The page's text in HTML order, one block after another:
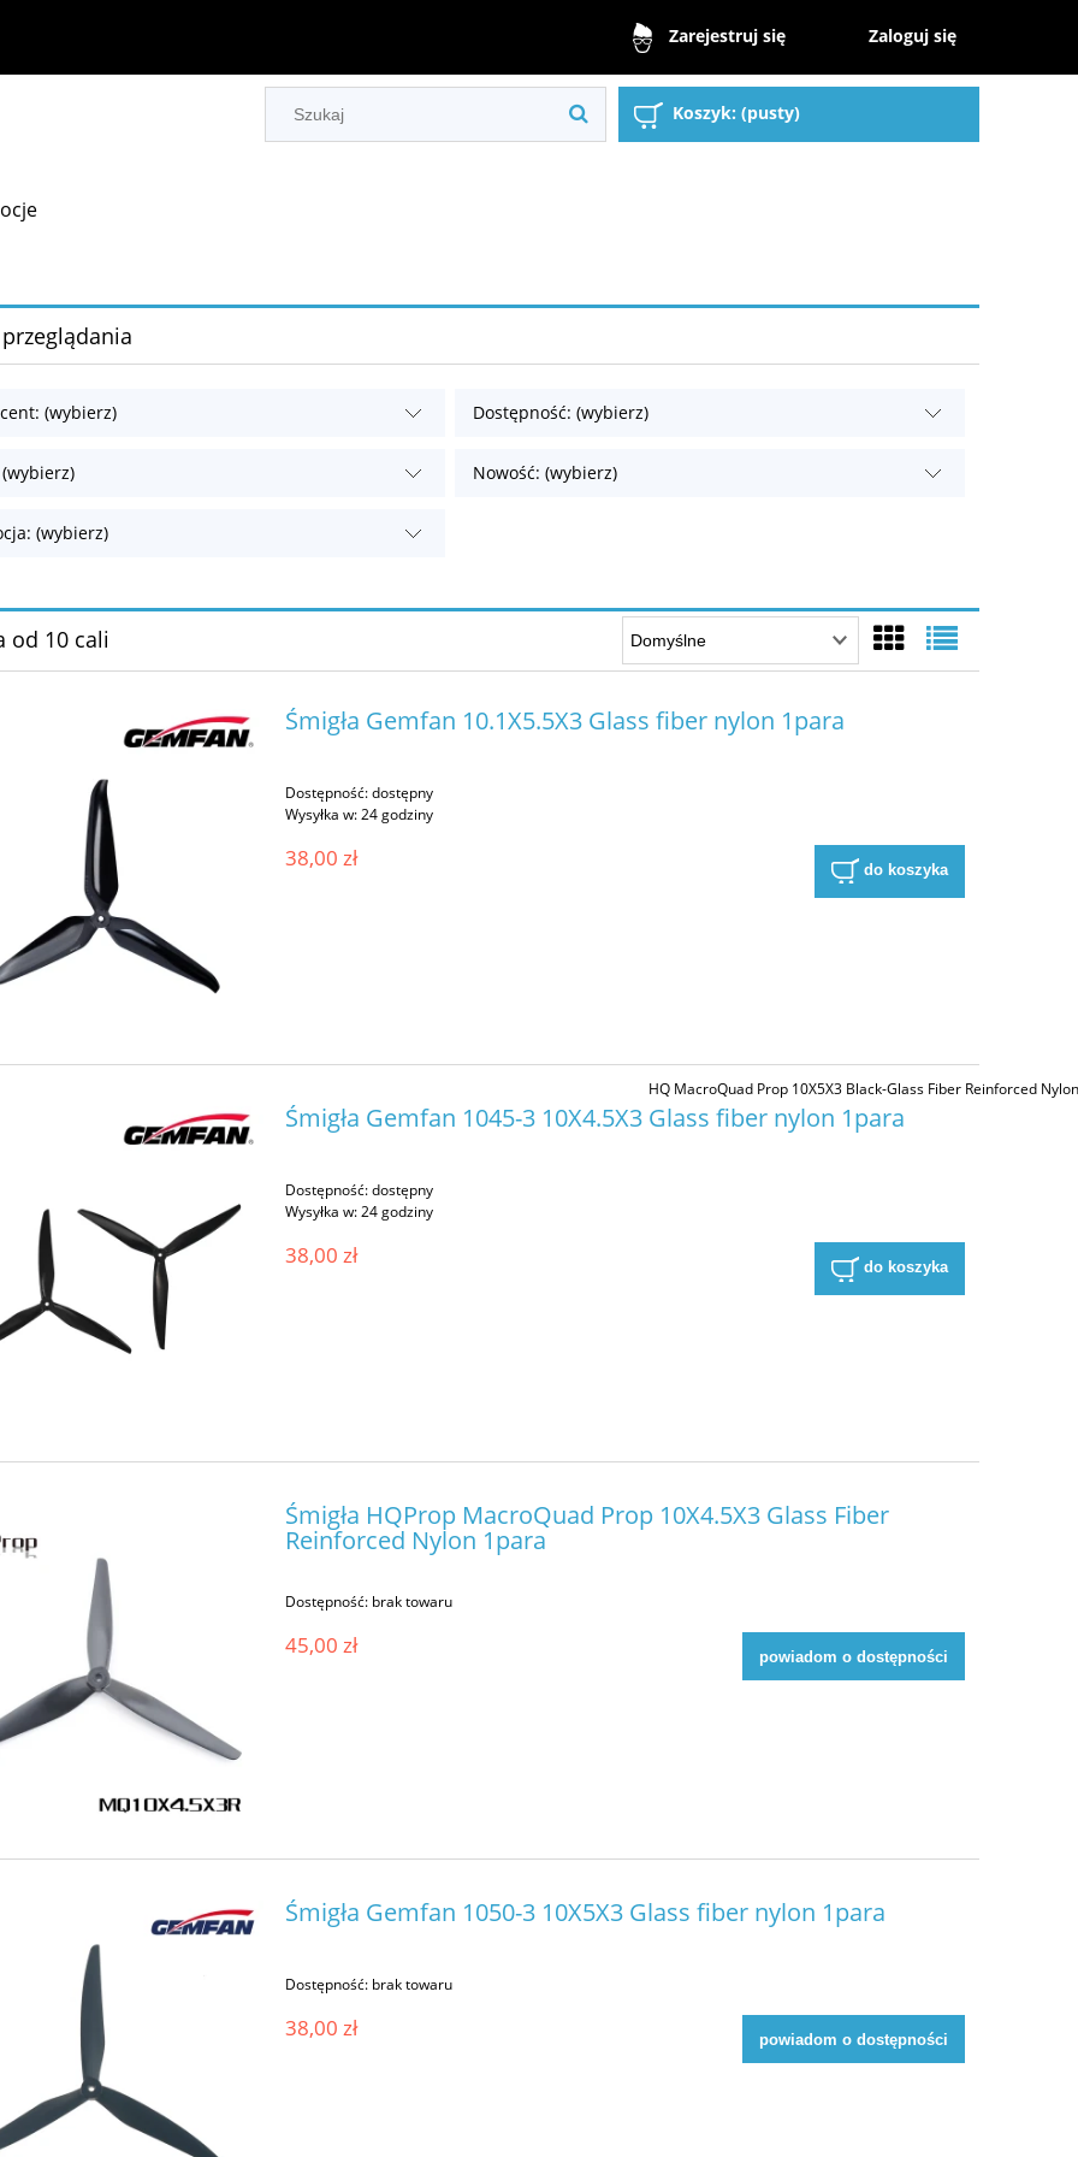
Zarejestruj się Zaloguj się
Koszyk: (pusty)
(wybierz) Dostępność: (wybierz)
Nowość: (wybierz)
(wybierz)
od 10 cali
Śmigła Gemfan 10.1X5.5X3 Glass fiber nylon 1para
Dostępność:dostępny
Wysyłka w:24 godziny
38,00 zł do koszyka
Śmigła Gemfan 1045-3 10X4.5X3 Glass fiber nylon 1para
Dostępność:dostępny
Wysyłka w:24 godziny
38,00 zł do koszyka
Śmigła HQProp MacroQuad Prop 10X4.5X3 Glass Fiber
Reinforced Nylon 1para
Dostępność: brak towaru
45,00 zł powiadom o dostępności
Śmigła Gemfan 1050-3 10X5X3 Glass fiber nylon 1para
Dostępność: brak towaru
38,00 zł powiadom o dostępności
HQ MacroQuad Prop 10X5X3 Black-Glass Fiber Reinforced Nylon